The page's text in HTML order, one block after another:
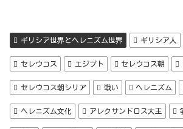
ギリシア世界とヘレニズム世界 ギリシア人
セレウコス エジプト セレウコス朝
セレウコス朝シリア 戦い ヘレニズム
ヘレニズム文化 アレクサンドロス大王